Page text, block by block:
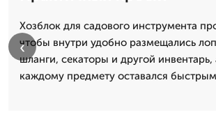
Хозблок для садового инструмента
чтобы внутри удобно размещались
шланги, секаторы и другой инвентарь,
каждому предмету оставался
‹